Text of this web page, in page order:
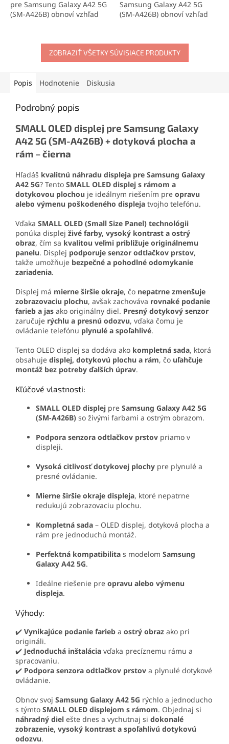
pre Samsung Galaxy A42 5G
(SM-A426B) obnoví vzhľad
z kvalitného materiálu
zhodného s originálom.
Elegantný dizajn,
originálny prizmatický efekt.
Samsung Galaxy A42 5G
(SM-A426B) obnoví vzhľad
z kvalitného materiálu, ktorý
sa zhoduje s originálom.
Elegantný dizajn,
ZOBRAZIŤ VŠETKY SÚVISIACE PRODUKTY
Popis Hodnotenie Diskusia
Podrobný popis
SMALL OLED displej pre Samsung Galaxy
A42 5G (SM-A426B) + dotyková plocha a
rám – čierna
Hľadáš kvalitnú náhradu displeja pre Samsung Galaxy
A42 5G? Tento SMALL OLED displej s rámom a
dotykovou plochou je ideálnym riešením pre opravu
alebo výmenu poškodeného displeja tvojho telefónu.
Vďaka SMALL OLED (Small Size Panel) technológii
ponúka displej živé farby, vysoký kontrast a ostrý
obraz, čím sa kvalitou veľmi približuje originálnemu
panelu. Displej podporuje senzor odtlačkov prstov,
takže umožňuje bezpečné a pohodlné odomykanie
zariadenia.
Displej má mierne širšie okraje, čo nepatrne zmenšuje
zobrazovaciu plochu, avšak zachováva rovnaké podanie
farieb a jas ako originálny diel. Presný dotykový senzor
zaručuje rýchlu a presnú odozvu, vďaka čomu je
ovládanie telefónu plynulé a spoľahlivé.
Tento OLED displej sa dodáva ako kompletná sada, ktorá
obsahuje displej, dotykovú plochu a rám, čo uľahčuje
montáž bez potreby ďalších úprav.
Kľúčové vlastnosti:
SMALL OLED displej pre Samsung Galaxy A42 5G
(SM-A426B) so živými farbami a ostrým obrazom.
Podpora senzora odtlačkov prstov priamo v
displeji.
Vysoká citlivosť dotykovej plochy pre plynulé a
presné ovládanie.
Mierne širšie okraje displeja, ktoré nepatrne
redukujú zobrazovaciu plochu.
Kompletná sada – OLED displej, dotyková plocha a
rám pre jednoduchú montáž.
Perfektná kompatibilita s modelom Samsung
Galaxy A42 5G.
Ideálne riešenie pre opravu alebo výmenu
displeja.
Výhody:
✔️ Vynikajúce podanie farieb a ostrý obraz ako pri
origináli.
✔️ Jednoduchá inštalácia vďaka precíznemu rámu a
spracovaniu.
✔️ Podpora senzora odtlačkov prstov a plynulé dotykové
ovládanie.
Obnov svoj Samsung Galaxy A42 5G rýchlo a jednoducho
s týmto SMALL OLED displejom s rámom. Objednaj si
náhradný diel ešte dnes a vychutnaj si dokonalé
zobrazenie, vysoký kontrast a spoľahlivú dotykovú
odozvu.